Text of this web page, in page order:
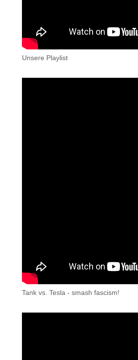
Unsere Playlist
Tank vs. Tesla - smash fascism!